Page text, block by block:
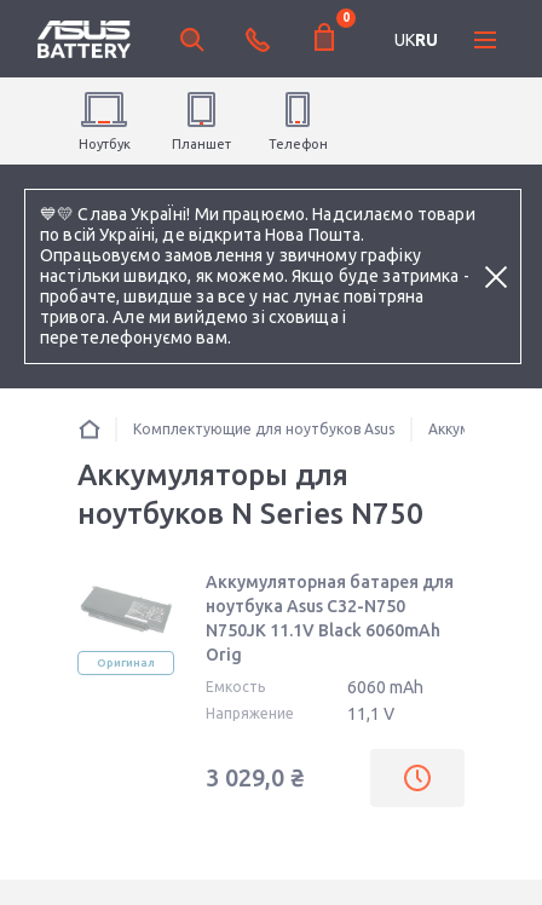
💙💛 Слава УкраЇні! Ми працюємо. Надсилаємо товари
по всій Україні, де відкрита Нова Пошта.
Опрацьовуємо замовлення у звичному графіку
настільки швидко, як можемо. Якщо буде затримка -
пробачте, швидше за все у нас лунає повітряна
тривога. Але ми вийдемо зі сховища і
перетелефонуємо вам.
0
UKRU
Ноутбук Планшет Телефон
Комплектующие для ноутбуков Asus Аккумуляторы
Аккумуляторы для
ноутбуков N Series N750
Оригинал
Аккумуляторная батарея для
ноутбука Asus C32-N750
N750JK 11.1V Black 6060mAh
Orig
Емкость 6060 mAh
Напряжение 11,1 V
3 029,0 ₴